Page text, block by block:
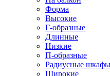
Форма
Высокие
Г-образные
Длинные
Низкие
П-образные
Радиусные
Широкие